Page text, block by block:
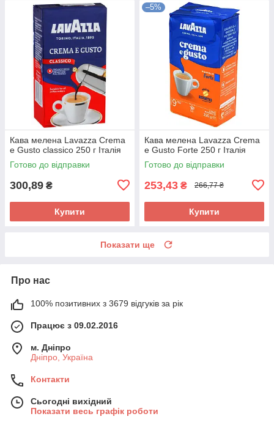
Кава мелена Lavazza Crema
e Gusto classico 250 г Італія
Готово до відправки
300,89 ₴
Купити
–5%
Кава мелена Lavazza Crema
e Gusto Forte 250 г Італія
Готово до відправки
253,43 ₴ 266,77 ₴
Купити
Показати ще
Про нас
100% позитивних з 3679 відгуків за рік
Працює з 09.02.2016
м. Дніпро
Дніпро, Україна
Контакти
Сьогодні вихідний
Показати весь графік роботи